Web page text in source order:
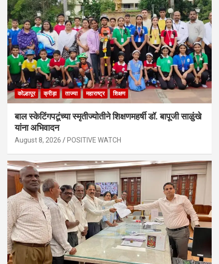
कोल्हापूर क्रीड़ा ताज्या महाराष्ट्र शिक्षण
बाल स्केटिंगपटूंच्या स्मृतीज्योतीने शिक्षणमहर्षी डॉ. बापूजी साळुंखे
यांना अभिवादन
August 8, 2026 POSITIVE WATCH